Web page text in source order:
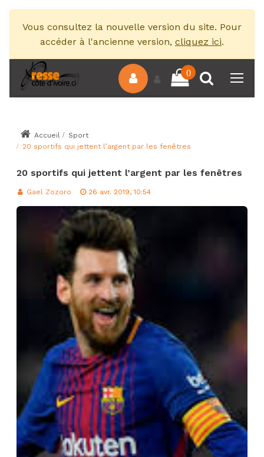
Vous consultez la nouvelle version du site. Pour
accéder à l'ancienne version, cliquez ici.
0
Accueil
Sport
20 sportifs qui jettent l’argent par les fenêtres
20 sportifs qui jettent l’argent par les fenêtres
Gael Zozoro 26 avr. 2019, 10:54